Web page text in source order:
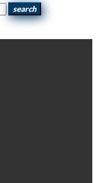
search